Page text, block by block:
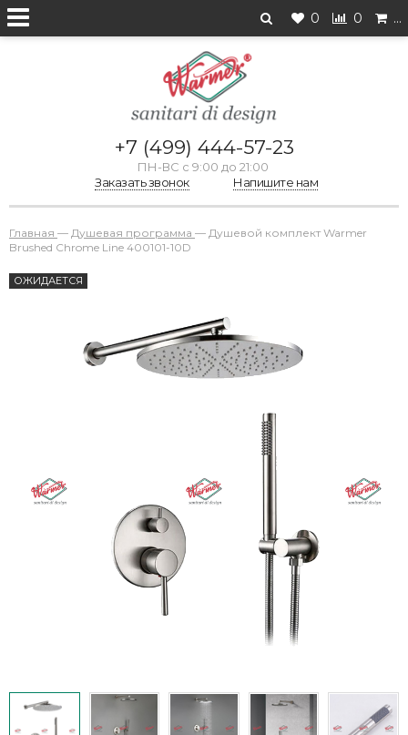
0 0 …
+7 (499) 444-57-23
ПН-ВС с 9:00 до 21:00
Заказать звонок
Напишите нам
Главная — Душевая программа — Душевой комплект Warmer
Brushed Chrome Line 400101-10D
ОЖИДАЕТСЯ